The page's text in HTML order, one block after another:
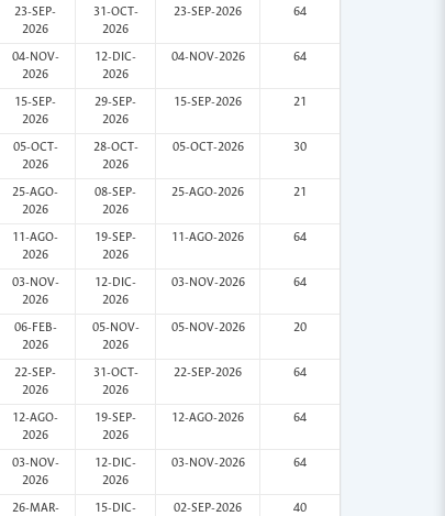
23-SEP-
2026
31-OCT-
2026
23-SEP-2026 64
04-NOV-
2026
12-DIC-
2026
04-NOV-2026 64
15-SEP-
2026
29-SEP-
2026
15-SEP-2026 21
05-OCT-
2026
28-OCT-
2026
05-OCT-2026 30
25-AGO-
2026
08-SEP-
2026
25-AGO-2026 21
11-AGO-
2026
19-SEP-
2026
11-AGO-2026 64
03-NOV-
2026
12-DIC-
2026
03-NOV-2026 64
06-FEB-
2026
05-NOV-
2026
05-NOV-2026 20
22-SEP-
2026
31-OCT-
2026
22-SEP-2026 64
12-AGO-
2026
19-SEP-
2026
12-AGO-2026 64
03-NOV-
2026
12-DIC-
2026
03-NOV-2026 64
26-MAR-
15-DIC-
02-SEP-2026 40